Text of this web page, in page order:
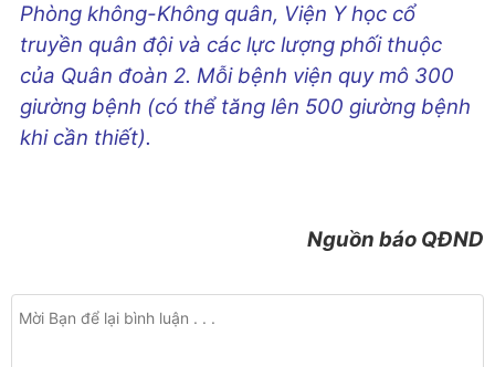
Phòng không-Không quân, Viện Y học cổ
truyền quân đội và các lực lượng phối thuộc
của Quân đoàn 2. Mỗi bệnh viện quy mô 300
giường bệnh (có thể tăng lên 500 giường bệnh
khi cần thiết).
Nguồn báo QĐND